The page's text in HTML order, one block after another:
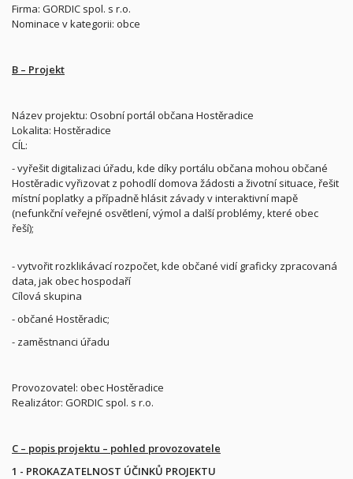
Firma: GORDIC spol. s r.o.
Nominace v kategorii: obce
B – Projekt
Název projektu: Osobní portál občana Hostěradice
Lokalita: Hostěradice
CÍL:
- vyřešit digitalizaci úřadu, kde díky portálu občana mohou občané
Hostěradic vyřizovat z pohodlí domova žádosti a životní situace, řešit
místní poplatky a případně hlásit závady v interaktivní mapě
(nefunkční veřejné osvětlení, výmol a další problémy, které obec
řeší);
- vytvořit rozklikávací rozpočet, kde občané vidí graficky zpracovaná
data, jak obec hospodaří
Cílová skupina
- občané Hostěradic;
- zaměstnanci úřadu
Provozovatel: obec Hostěradice
Realizátor: GORDIC spol. s r.o.
C – popis projektu – pohled provozovatele
1 - PROKAZATELNOST ÚČINKŮ PROJEKTU